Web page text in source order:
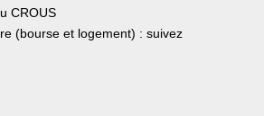
CROUS
(bourse et logement) : suivez